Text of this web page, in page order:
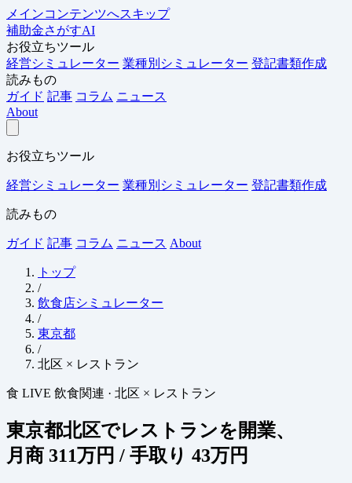
メインコンテンツへスキップ
補助金さがすAI
お役立ちツール
経営シミュレーター 業種別シミュレーター 登記書類作成
読みもの
ガイド 記事 コラム ニュース
About
お役立ちツール
経営シミュレーター 業種別シミュレーター 登記書類作成
読みもの
ガイド 記事 コラム ニュース About
トップ
/
飲食店シミュレーター
/
東京都
/
北区 × レストラン
食 LIVE 飲食関連 · 北区 × レストラン
東京都北区でレストランを開業、
月商 311万円 / 手取り 43万円